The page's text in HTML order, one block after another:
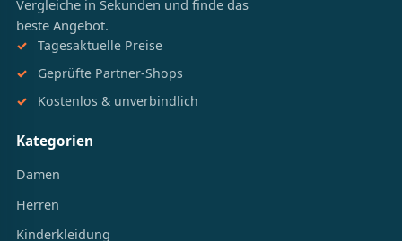
Vergleiche in Sekunden und finde das
beste Angebot.
Tagesaktuelle Preise
Geprüfte Partner-Shops
Kostenlos & unverbindlich
Kategorien
Damen
Herren
Kinderkleidung